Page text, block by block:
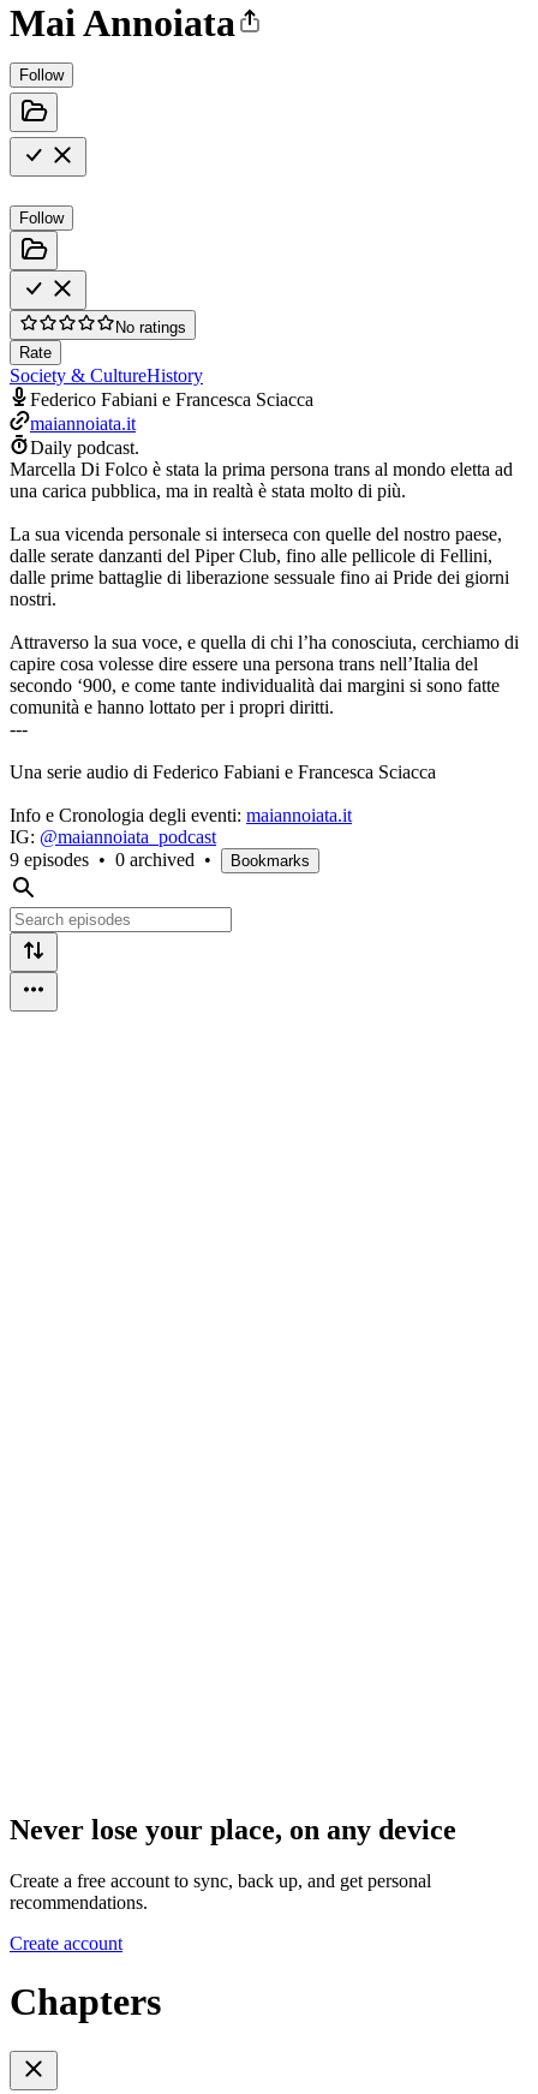
Mai Annoiata
Follow
Follow
No ratings
Rate
Society & CultureHistory
Federico Fabiani e Francesca Sciacca
maiannoiata.it
Daily podcast.
Marcella Di Folco è stata la prima persona trans al mondo eletta ad
una carica pubblica, ma in realtà è stata molto di più.
La sua vicenda personale si interseca con quelle del nostro paese,
dalle serate danzanti del Piper Club, fino alle pellicole di Fellini,
dalle prime battaglie di liberazione sessuale fino ai Pride dei giorni
nostri.
Attraverso la sua voce, e quella di chi l’ha conosciuta, cerchiamo di
capire cosa volesse dire essere una persona trans nell’Italia del
secondo ‘900, e come tante individualità dai margini si sono fatte
comunità e hanno lottato per i propri diritti.
---
Una serie audio di Federico Fabiani e Francesca Sciacca
Info e Cronologia degli eventi: maiannoiata.it
IG: @maiannoiata_podcast
9 episodes • 0 archived • Bookmarks
Never lose your place, on any device
Create a free account to sync, back up, and get personal
recommendations.
Create account
Chapters